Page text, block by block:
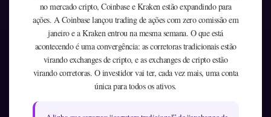
no mercado cripto, Coinbase e Kraken estão expandindo para
ações. A Coinbase lançou trading de ações com zero comissão em
janeiro e a Kraken entrou na mesma semana. O que está
acontecendo é uma convergência: as corretoras tradicionais estão
virando exchanges de cripto, e as exchanges de cripto estão
virando corretoras. O investidor vai ter, cada vez mais, uma conta
única para todos os ativos.